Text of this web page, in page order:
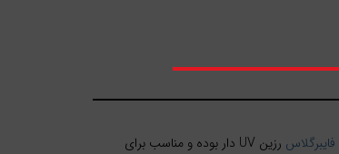
فایبرگلاس
رزین UV دار بوده و مناسب برای